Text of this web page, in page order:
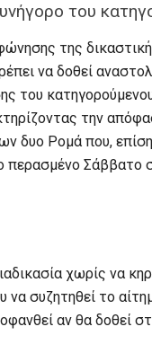
του
της
να δοθεί
του
την
δυο Ρομά που,
περασμένο Σάββατο
χωρίς να
να συζητηθεί το
αν θα δοθεί